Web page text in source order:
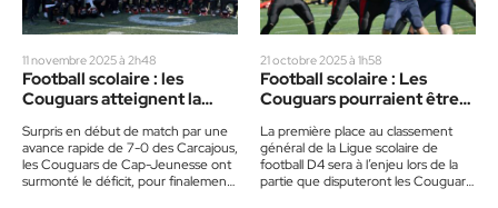
11 novembre 2025 à 2h48
Football scolaire : les
Couguars atteignent la
Surpris en début de match par une
avance rapide de 7-0 des Carcajous,
les Couguars de Cap-Jeunesse ont
surmonté le déficit, pour finalement
21 octobre 2025 à 1h58
Football scolaire : Les
Couguars pourraient être
dernière rencontre
La première place au classement
général de la Ligue scolaire de
football D4 sera à l’enjeu lors de la
partie que disputeront les Couguars